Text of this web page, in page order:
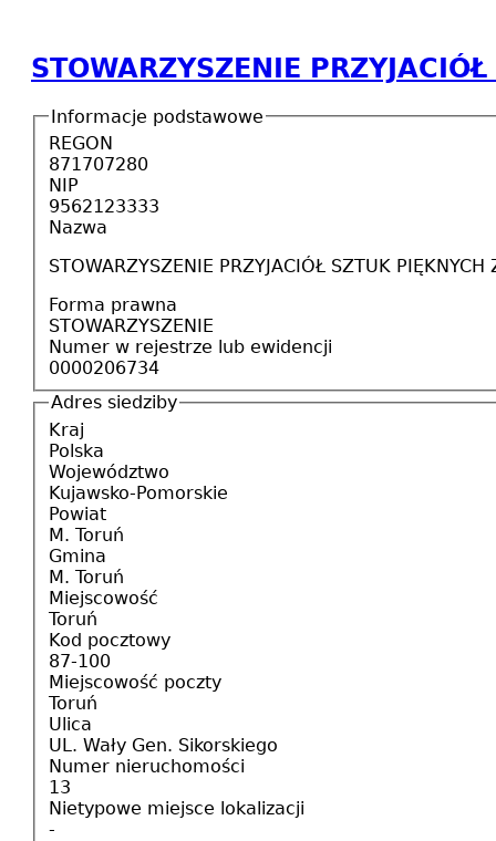
STOWARZYSZENIE
Informacje podstawowe
REGON
871707280
NIP
9562123333
Nazwa
STOWARZYSZENIE PRZYJACIÓŁ SZTUK PIĘKNYCH
Forma prawna
STOWARZYSZENIE
Numer w rejestrze lub ewidencji
0000206734
Adres siedziby
Kraj
Polska
Województwo
Kujawsko-Pomorskie
Powiat
M. Toruń
Gmina
M. Toruń
Miejscowość
Toruń
Kod pocztowy
87-100
Miejscowość poczty
Toruń
Ulica
UL. Wały Gen. Sikorskiego
Numer nieruchomości
13
Nietypowe miejsce lokalizacji
-